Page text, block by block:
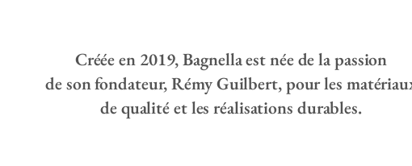
Créée en 2019, Bagnella est née de la passion
de son fondateur, Rémy Guilbert, pour les
de qualité et les réalisations durables.